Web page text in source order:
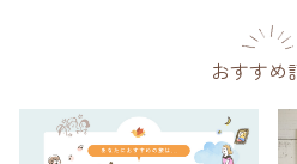
おすすめ